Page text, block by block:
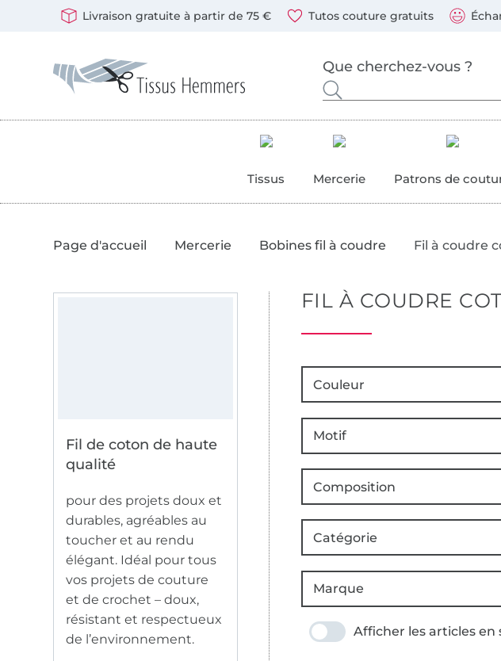
Ouvre une nouvelle fenêtre
Livraison gratuite à partir de 75 € Tutos couture gratuits
Tissus Mercerie Patrons de
Page d'accueil Mercerie Bobines fil à coudre Fil à coudre
Fil de coton de haute
qualité
pour des projets doux et
durables, agréables au
toucher et au rendu
élégant. Idéal pour tous
vos projets de couture
et de crochet – doux,
résistant et respectueux
de l’environnement.
FIL À COUDRE
Couleur
Motif
Composition
Catégorie
Marque
Afficher les articles en
Vous pouvez payer chez nous avec les modes de paiement suivants : Visa,
Nos partenaires d'expédition sont : DHL et DPD
Passer à la boutique allemande